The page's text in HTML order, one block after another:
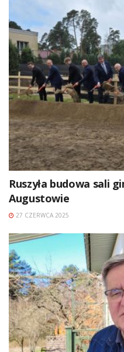
Ruszyła budowa sali
Augustowie
27 CZERWCA 2025